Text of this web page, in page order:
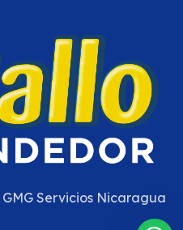
GMG Servicios Nicaragua